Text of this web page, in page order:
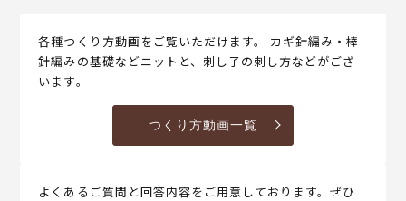
各種つくり方動画をご覧いただけます。 カギ針編み・棒
針編みの基礎などニットと、刺し子の刺し方などがござ
います。
つくり方動画一覧
よくあるご質問と回答内容をご用意しております。ぜひ